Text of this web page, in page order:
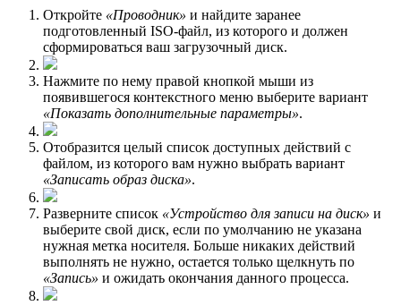
Откройте «Проводник» и найдите заранее
подготовленный ISO-файл, из которого и должен
сформироваться ваш загрузочный диск.
Нажмите по нему правой кнопкой мыши из
появившегося контекстного меню выберите вариант
«Показать дополнительные параметры».
Отобразится целый список доступных действий с
файлом, из которого вам нужно выбрать вариант
«Записать образ диска».
Разверните список «Устройство для записи на диск» и
выберите свой диск, если по умолчанию не указана
нужная метка носителя. Больше никаких действий
выполнять не нужно, остается только щелкнуть по
«Запись» и ожидать окончания данного процесса.